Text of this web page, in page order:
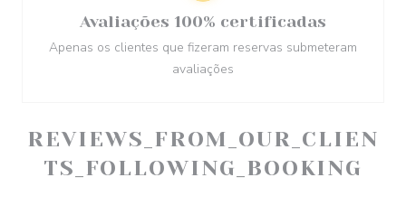
REVIEWS_FROM_OUR_CLIEN
TS_FOLLOWING_BOOKING
Avaliações 100% certificadas
Apenas os clientes que fizeram reservas submeteram
avaliações